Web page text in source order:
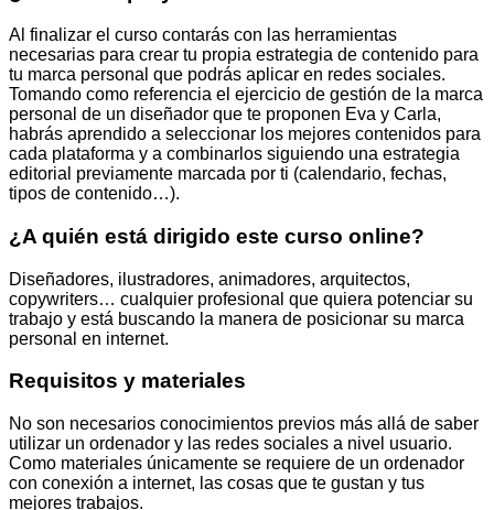
Al finalizar el curso contarás con las herramientas
necesarias para crear tu propia estrategia de contenido para
tu marca personal que podrás aplicar en redes sociales.
Tomando como referencia el ejercicio de gestión de la marca
personal de un diseñador que te proponen Eva y Carla,
habrás aprendido a seleccionar los mejores contenidos para
cada plataforma y a combinarlos siguiendo una estrategia
editorial previamente marcada por ti (calendario, fechas,
tipos de contenido…).
¿A quién está dirigido este curso online?
Diseñadores, ilustradores, animadores, arquitectos,
copywriters… cualquier profesional que quiera potenciar su
trabajo y está buscando la manera de posicionar su marca
personal en internet.
Requisitos y materiales
No son necesarios conocimientos previos más allá de saber
utilizar un ordenador y las redes sociales a nivel usuario.
Como materiales únicamente se requiere de un ordenador
con conexión a internet, las cosas que te gustan y tus
mejores trabajos.